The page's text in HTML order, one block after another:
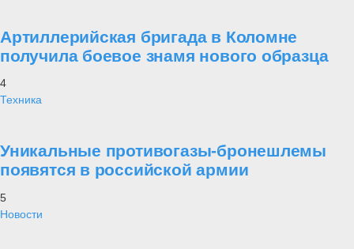
Артиллерийская бригада в Коломне
получила боевое знамя нового образца
4
Техника
Уникальные противогазы-бронешлемы
появятся в российской армии
5
Новости